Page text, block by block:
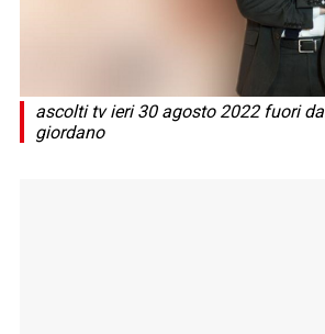
ascolti tv ieri 30 agosto 2022 fuori
giordano